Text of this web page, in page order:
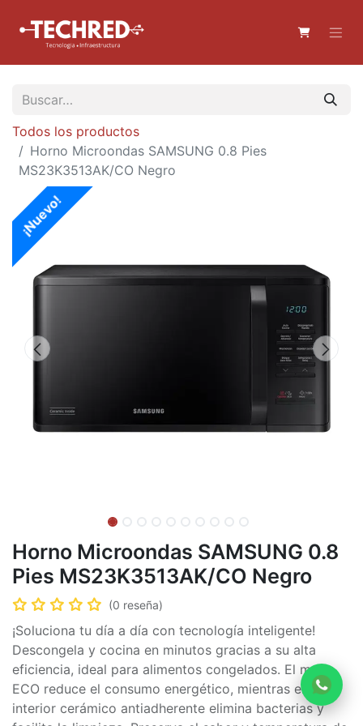
Todos los productos
Horno Microondas SAMSUNG 0.8 Pies
MS23K3513AK/CO Negro
¡Nuevo!
Horno Microondas SAMSUNG 0.8
Pies MS23K3513AK/CO Negro
(0 reseña)
¡Soluciona tu día a día con tecnología inteligente!
Descongela y cocina en minutos gracias a su alta
eficiencia, ideal para alimentos congelados. El modo
ECO reduce el consumo energético, mientras el
interior cerámico antiadherente elimina bacterias y